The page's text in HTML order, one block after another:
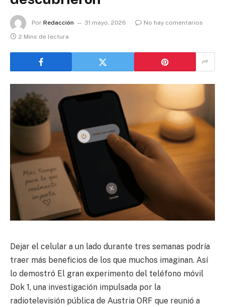
Por Redacción 31 mayo, 2026
No hay comentarios
2 Mins de lectura
Dejar el celular a un lado durante tres semanas podría
traer más beneficios de los que muchos imaginan. Así
lo demostró El gran experimento del teléfono móvil
Dok 1, una investigación impulsada por la
radiotelevisión pública de Austria ORF que reunió a